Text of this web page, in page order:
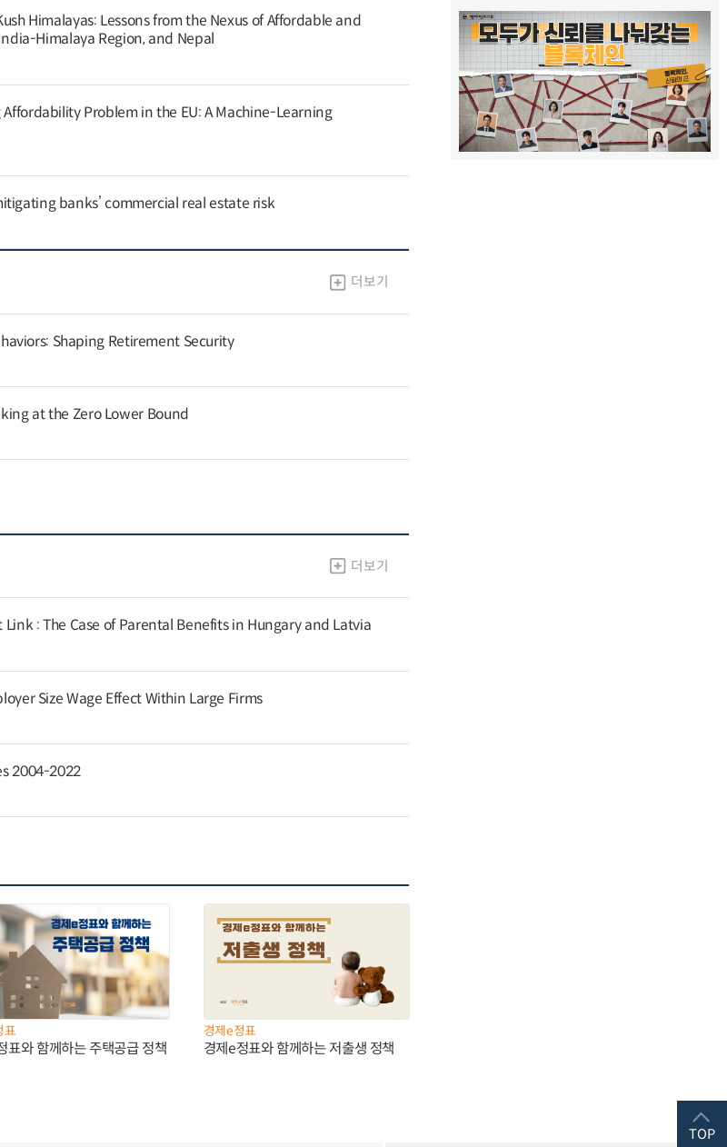
Himalayas: Lessons from the Nexus of Affordable and
Himalaya Region, and Nepal
Problem in the EU: A Machine-Learning
banks’ commercial real estate risk
더보기
Shaping Retirement Security
at the Zero Lower Bound
더보기
: The Case of Parental Benefits in Hungary and Latvia
Size Wage Effect Within Large Firms
2004-2022
표
표와 함께하는 주택공급 정책
경제e정표
경제e정표와 함께하는 저출생 정책
TOP